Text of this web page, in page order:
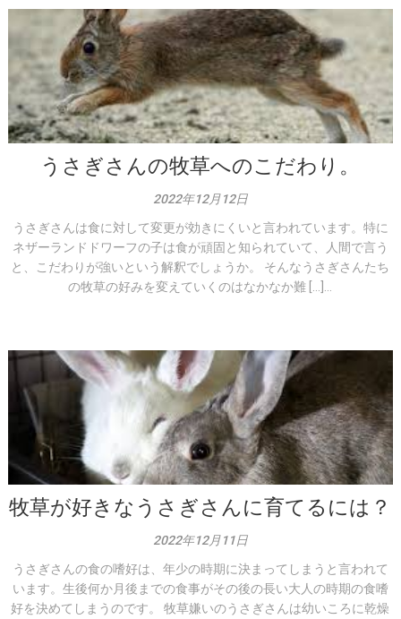
うさぎさんの牧草へのこだわり。
2022年12月12日
うさぎさんは食に対して変更が効きにくいと言われています。特に
ネザーランドドワーフの子は食が頑固と知られていて、人間で言う
と、こだわりが強いという解釈でしょうか。 そんなうさぎさんたち
の牧草の好みを変えていくのはなかなか難 […]...
牧草が好きなうさぎさんに育てるには？
2022年12月11日
うさぎさんの食の嗜好は、年少の時期に決まってしまうと言われて
います。生後何か月後までの食事がその後の長い大人の時期の食嗜
好を決めてしまうのです。 牧草嫌いのうさぎさんは幼いころに乾燥